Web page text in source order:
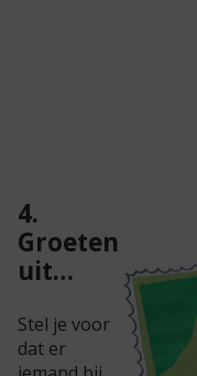
4.
Groeten
uit…
Stel je voor
dat er